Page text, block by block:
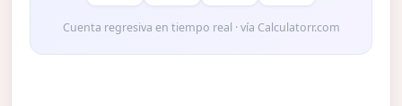
Cuenta regresiva en tiempo real · vía Calculatorr.com